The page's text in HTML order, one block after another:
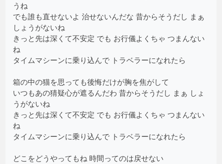
うね
でも誰も直せないよ 治せないんだな 昔からそうだし まぁ
しょうがないね
きっと先は深くて不安定 でも お行儀よくちゃ つまんない
ね
タイムマシーンに乗り込んで トラベラーになれたら
箱の中の猫を思っても後悔だけが胸を焦がして
いつもあの猜疑心が遮るんだわ 昔からそうだし まぁ しょ
うがないね
きっと先は深くて不安定 でも お行儀よくちゃ つまんない
ね
タイムマシーンに乗り込んで トラベラーになれたら
どこをどうやってもね 時間ってのは戻せない